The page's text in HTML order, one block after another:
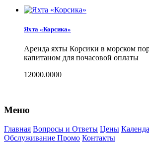
Яхта «Корсика»
Аренда яхты Корсики в морском
капитаном для почасовой оплаты
12000.0000
Меню
Главная Вопросы и Ответы Цены
Обслуживание Промо Контакты